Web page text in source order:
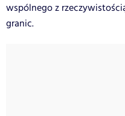
wspólnego z
granic.